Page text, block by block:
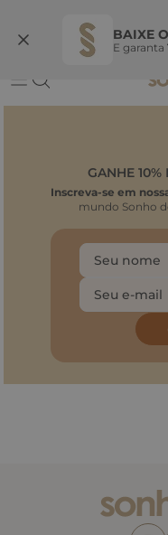
BAIXE
E garanta
Ganhe 10% OFF na
GANHE 10%
Inscreva-se em
mundo Sonho